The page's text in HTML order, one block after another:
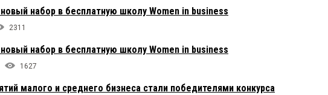
набор в бесплатную школу Women in business
2311
набор в бесплатную школу Women in business
1627
малого и среднего бизнеса стали победителями конкурса